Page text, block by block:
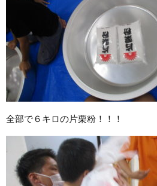
全部で６キロの片栗粉！！！